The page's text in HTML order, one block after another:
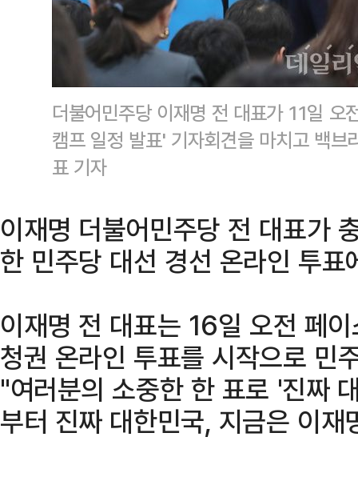
더불어민주당 이재명 전 대표가 11일 오
캠프 일정 발표' 기자회견을 마치고 백
표 기자
이재명 더불어민주당 전 대표가
한 민주당 대선 경선 온라인 투표
이재명 전 대표는 16일 오전 페
청권 온라인 투표를 시작으로 민
"여러분의 소중한 한 표로 '진짜
부터 진짜 대한민국, 지금은 이재